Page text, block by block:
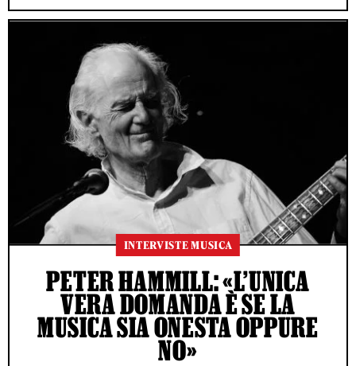
INTERVISTE MUSICA
PETER HAMMILL: «L’UNICA
VERA DOMANDA È SE LA
MUSICA SIA ONESTA OPPURE
NO»